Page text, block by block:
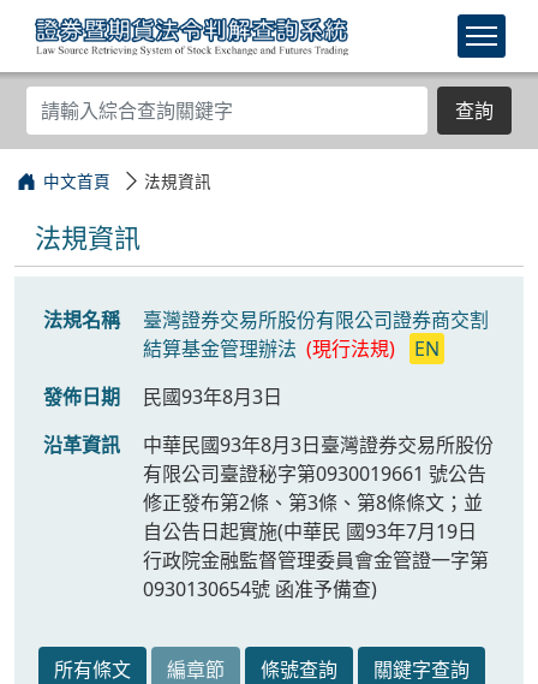
查詢
中文首頁 法規資訊
法規資訊
法規名稱
臺灣證券交易所股份有限公司證券商交割
結算基金管理辦法 (現行法規)
EN
發佈日期
民國93年8月3日
沿革資訊
中華民國93年8月3日臺灣證券交易所股份
有限公司臺證秘字第0930019661 號公告
修正發布第2條、第3條、第8條條文；並
自公告日起實施(中華民 國93年7月19日
行政院金融監督管理委員會金管證一字第
0930130654號 函准予備查)
所有條文 編章節 條號查詢
關鍵字查詢